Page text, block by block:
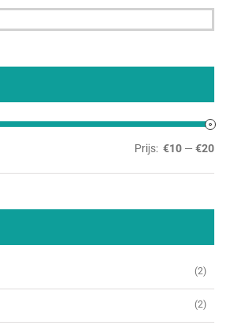
Min.
Max.
Prijs: €10 — €20
(2)
(2)